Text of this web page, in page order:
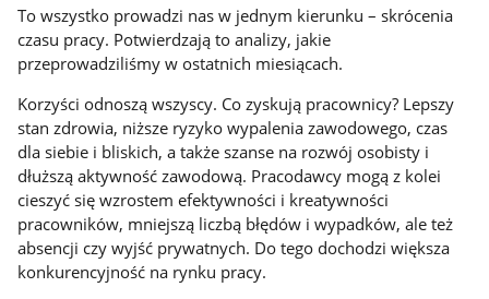
To wszystko prowadzi nas w jednym kierunku – skrócenia
czasu pracy. Potwierdzają to analizy, jakie
przeprowadziliśmy w ostatnich miesiącach.
Korzyści odnoszą wszyscy. Co zyskują pracownicy? Lepszy
stan zdrowia, niższe ryzyko wypalenia zawodowego, czas
dla siebie i bliskich, a także szanse na rozwój osobisty i
dłuższą aktywność zawodową. Pracodawcy mogą z kolei
cieszyć się wzrostem efektywności i kreatywności
pracowników, mniejszą liczbą błędów i wypadków, ale też
absencji czy wyjść prywatnych. Do tego dochodzi większa
konkurencyjność na rynku pracy.